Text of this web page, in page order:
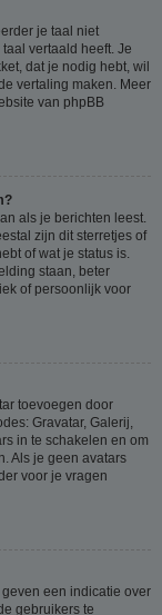
je taal niet
vertaald heeft. Je
dat je nodig hebt, wil
vertaling maken. Meer
van phpBB
als je berichten leest.
zijn dit sterretjes of
of wat je status is.
staan, beter
of persoonlijk voor
toevoegen door
Gravatar, Galerij,
in te schakelen en om
Als je geen avatars
voor je vragen
een indicatie over
gebruikers te